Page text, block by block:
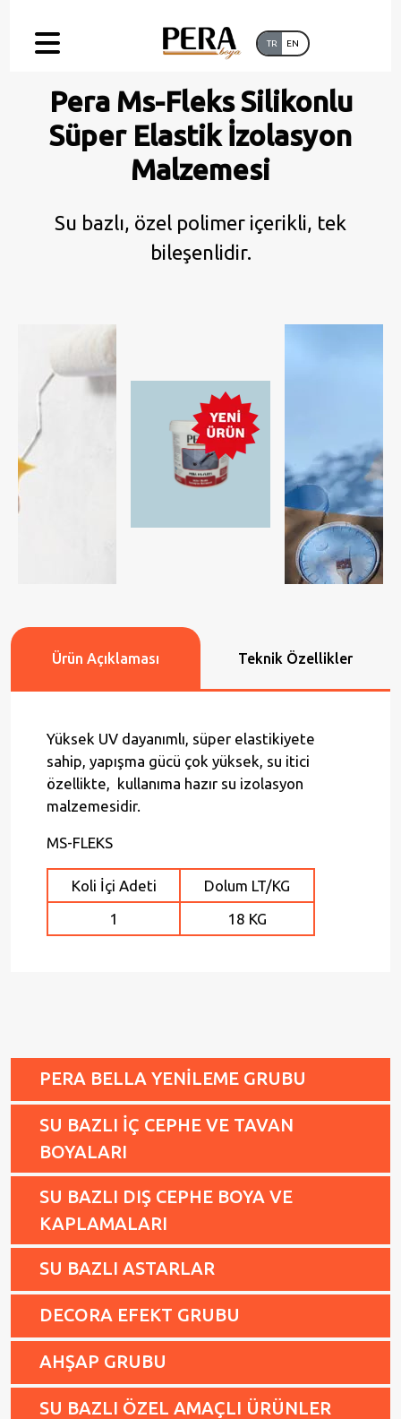
TR EN
PERA BELLA YENİLEME GRUBU
SU BAZLI İÇ CEPHE VE TAVAN
BOYALARI
SU BAZLI DIŞ CEPHE BOYA VE
KAPLAMALARI
SU BAZLI ASTARLAR
DECORA EFEKT GRUBU
AHŞAP GRUBU
SU BAZLI ÖZEL AMAÇLI ÜRÜNLER
Pera Ms-Fleks Silikonlu
Süper Elastik İzolasyon
Malzemesi
Su bazlı, özel polimer içerikli, tek
bileşenlidir.
Ürün Açıklaması Teknik Özellikler
Yüksek UV dayanımlı, süper elastikiyete
sahip, yapışma gücü çok yüksek, su itici
özellikte, kullanıma hazır su izolasyon
malzemesidir.
MS-FLEKS
Koli İçi Adeti
Dolum LT/KG
1
18 KG